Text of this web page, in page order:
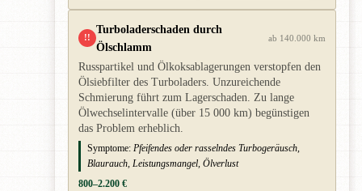
!!
Turboladerschaden durch
Ölschlamm
ab 140.000 km
Russpartikel und Ölkoksablagerungen verstopfen den
Ölsiebfilter des Turboladers. Unzureichende
Schmierung führt zum Lagerschaden. Zu lange
Ölwechselintervalle (über 15 000 km) begünstigen
das Problem erheblich.
Symptome: Pfeifendes oder rasselndes Turbogeräusch,
Blaurauch, Leistungsmangel, Ölverlust
800–2.200 €